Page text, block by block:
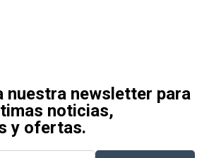
nuestra newsletter para
noticias,
y ofertas.